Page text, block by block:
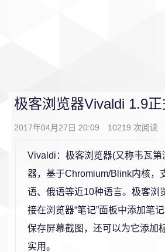
极客浏览器Vivaldi 1.9
2017年04月27日 20:09 10219 次阅读
Vivaldi：极客浏览器(又称韦瓦
器，基于Chromium/Blink内核，
语、俄语等近10种语言。极客浏
接在浏览器“笔记”面板中添加笔
保存屏幕截图，还可以为它添加
实用。